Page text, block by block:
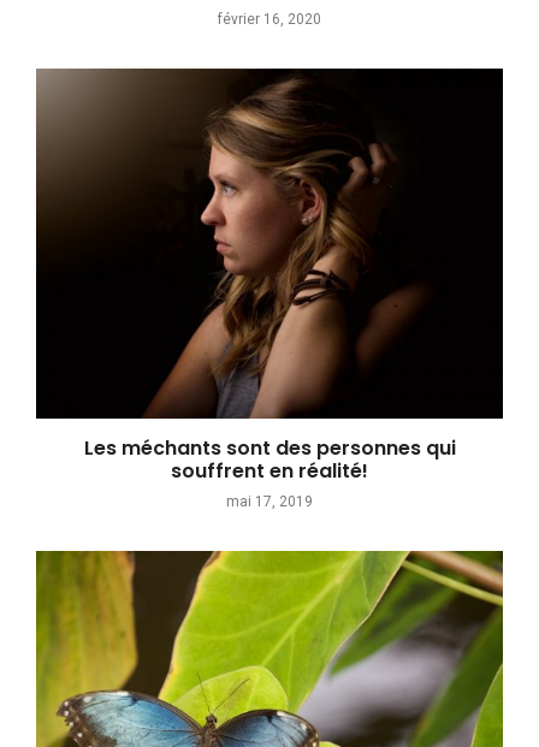
février 16, 2020
Les méchants sont des personnes qui
souffrent en réalité!
mai 17, 2019